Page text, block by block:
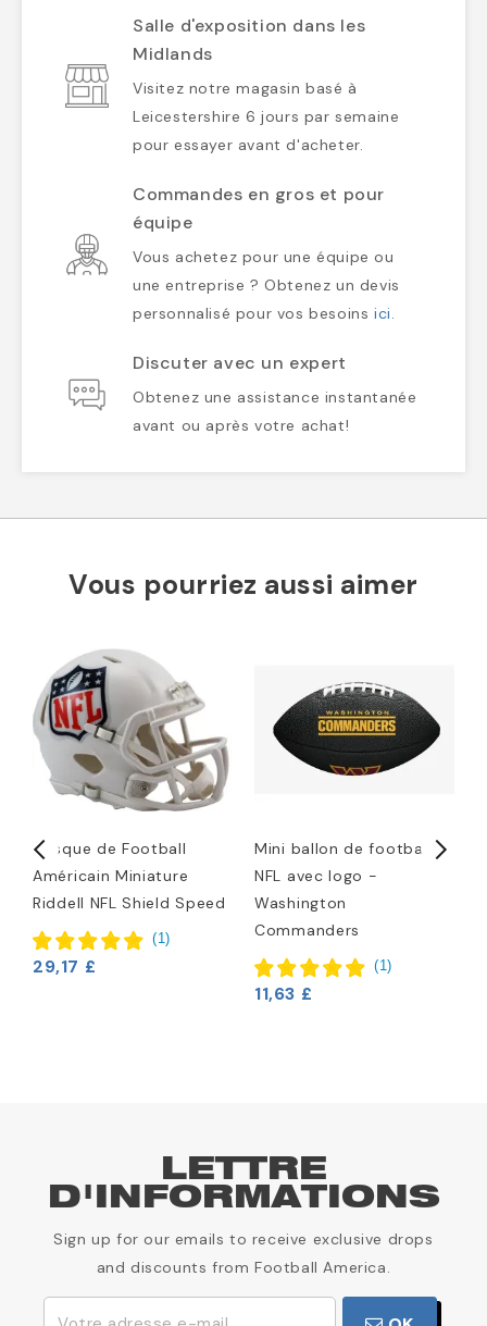
Salle d'exposition dans les
Midlands
Visitez notre magasin basé à
Leicestershire 6 jours par semaine
pour essayer avant d'acheter.
Commandes en gros et pour
équipe
Vous achetez pour une équipe ou
une entreprise ? Obtenez un devis
personnalisé pour vos besoinsici.
Discuter avec un expert
Obtenez une assistance instantanée
avant ou après votre achat!
Vous pourriez aussi aimer
Casque de Football
Américain Miniature
Riddell NFL Shield Speed
(1)
29,17 £
Mini ballon de football
NFL avec logo -
Washington
Commanders
(1)
11,63 £
LETTRE
D'INFORMATIONS
Sign up for our emails to receive exclusive drops
and discounts from Football America.